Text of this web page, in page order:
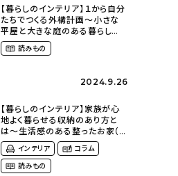
【暮らしのインテリア】１から自分
たちでつくる外構計画〜小さな
平屋と大きな庭のある暮らし
（tsumikiniwaさん）
読みもの
2024.9.26
【暮らしのインテリア】家族が心
地よく暮らせる収納のあり方と
は〜生活感のある整ったお家（
kaya___ieさん）
インテリア
コラム
読みもの